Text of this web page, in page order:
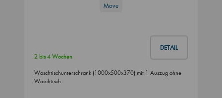
Move
DETAIL
2 bis 4 Wochen
Waschtischunterschrank (1000x500x370) mit 1 Auszug ohne
Waschtisch